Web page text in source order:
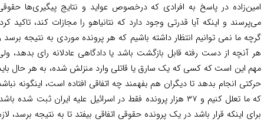
در پاسخ به افرادی که درخصوص عواید و نتایج پیگیری‌ها حقوقی
و اینکه آیا قدرتی وجود دارد که نتانیاهو را مجازات کند، تاکید کرد:
ما نمی توانیم انتظار داشته باشیم که هر پرونده موردی به نتیجه برسد و
آنچه از دست رفته قابل بازگشت باشد یا دادگاهی عادلانه رای بدهد، ولی
این است که کسی که یک سارق یا قاتلی وارد منزلش شده، به هر حال باید
انجام بدهد تا دیگران هم بفهمند چه اتفاقی افتاده است، اینگونه نباشد
که ما تعلل کنیم و ۳۷ هزار پرونده فقط در اسرائیل علیه ایران ثبت شده باشد!
اینکه قرار باشد در یک پرونده حقوقی اتفاقی بیفتد تا به نتیجه برسد، لازم